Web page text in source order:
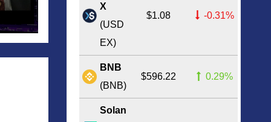
X
(USD
EX)
$1.08 -0.31%
BNB
(BNB)
$596.22 0.29%
Solan